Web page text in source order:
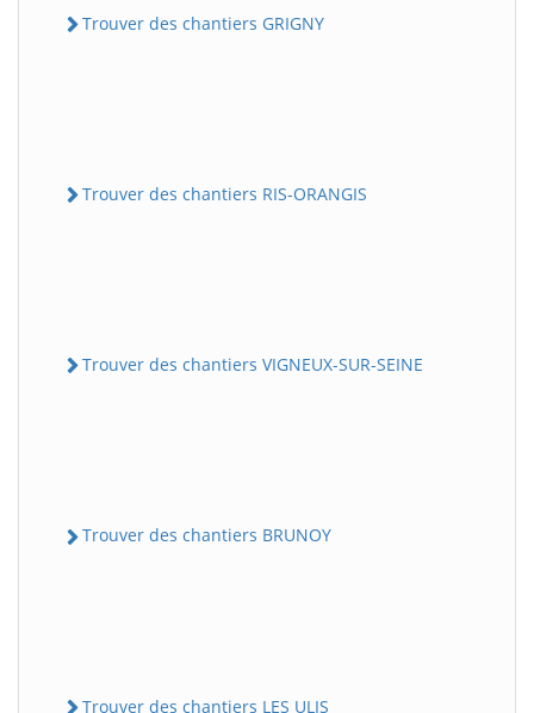
Trouver des chantiers GRIGNY
Trouver des chantiers RIS-ORANGIS
Trouver des chantiers VIGNEUX-SUR-SEINE
Trouver des chantiers BRUNOY
Trouver des chantiers LES ULIS